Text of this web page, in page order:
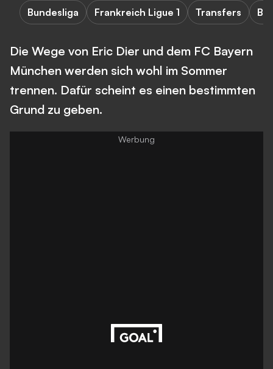
Bundesliga Frankreich Ligue 1 Transfers
Die Wege von Eric Dier und dem FC Bayern
München werden sich wohl im Sommer
trennen. Dafür scheint es einen bestimmten
Grund zu geben.